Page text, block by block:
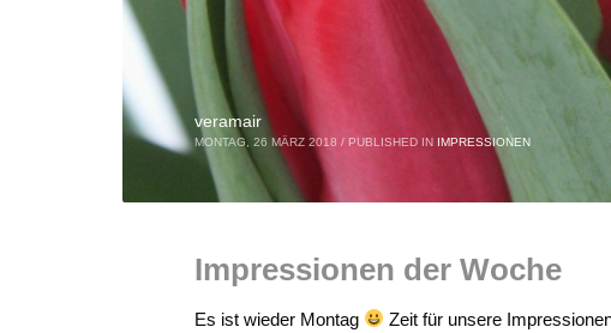
veramair
MONTAG, 26 MÄRZ 2018 / PUBLISHED IN IMPRESSIONEN
Impressionen der Woche
Es ist wieder Montag Zeit für unsere